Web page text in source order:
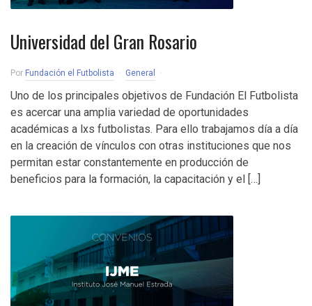
Universidad del Gran Rosario
Por Fundación el Futbolista General
Uno de los principales objetivos de Fundación El Futbolista
es acercar una amplia variedad de oportunidades
académicas a lxs futbolistas. Para ello trabajamos día a día
en la creación de vínculos con otras instituciones que nos
permitan estar constantemente en producción de
beneficios para la formación, la capacitación y el […]